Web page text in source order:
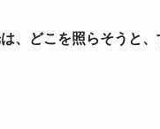
、どこを照らそうと